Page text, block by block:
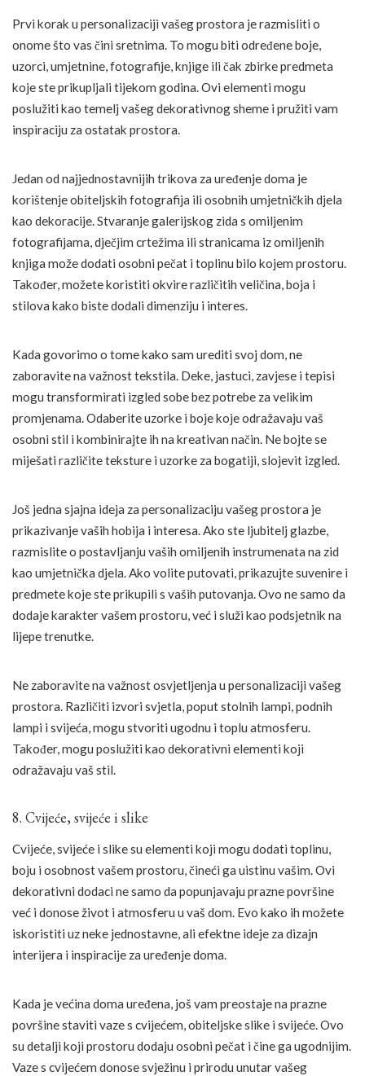
Prvi korak u personalizaciji vašeg prostora je razmisliti o
onome što vas čini sretnima. To mogu biti određene boje,
uzorci, umjetnine, fotografije, knjige ili čak zbirke predmeta
koje ste prikupljali tijekom godina. Ovi elementi mogu
poslužiti kao temelj vašeg dekorativnog sheme i pružiti vam
inspiraciju za ostatak prostora.
Jedan od najjednostavnijih trikova za uređenje doma je
korištenje obiteljskih fotografija ili osobnih umjetničkih djela
kao dekoracije. Stvaranje galerijskog zida s omiljenim
fotografijama, dječjim crtežima ili stranicama iz omiljenih
knjiga može dodati osobni pečat i toplinu bilo kojem prostoru.
Također, možete koristiti okvire različitih veličina, boja i
stilova kako biste dodali dimenziju i interes.
Kada govorimo o tome kako sam urediti svoj dom, ne
zaboravite na važnost tekstila. Deke, jastuci, zavjese i tepisi
mogu transformirati izgled sobe bez potrebe za velikim
promjenama. Odaberite uzorke i boje koje odražavaju vaš
osobni stil i kombinirajte ih na kreativan način. Ne bojte se
miješati različite teksture i uzorke za bogatiji, slojevit izgled.
Još jedna sjajna ideja za personalizaciju vašeg prostora je
prikazivanje vaših hobija i interesa. Ako ste ljubitelj glazbe,
razmislite o postavljanju vaših omiljenih instrumenata na zid
kao umjetnička djela. Ako volite putovati, prikazujte suvenire i
predmete koje ste prikupili s vaših putovanja. Ovo ne samo da
dodaje karakter vašem prostoru, već i služi kao podsjetnik na
lijepe trenutke.
Ne zaboravite na važnost osvjetljenja u personalizaciji vašeg
prostora. Različiti izvori svjetla, poput stolnih lampi, podnih
lampi i svijeća, mogu stvoriti ugodnu i toplu atmosferu.
Također, mogu poslužiti kao dekorativni elementi koji
odražavaju vaš stil.
8. Cvijeće, svijeće i slike
Cvijeće, svijeće i slike su elementi koji mogu dodati toplinu,
boju i osobnost vašem prostoru, čineći ga uistinu vašim. Ovi
dekorativni dodaci ne samo da popunjavaju prazne površine
već i donose život i atmosferu u vaš dom. Evo kako ih možete
iskoristiti uz neke jednostavne, ali efektne ideje za dizajn
interijera i inspiracije za uređenje doma.
Kada je većina doma uređena, još vam preostaje na prazne
površine staviti vaze s cvijećem, obiteljske slike i svijeće. Ovo
su detalji koji prostoru dodaju osobni pečat i čine ga ugodnijim.
Vaze s cvijećem donose svježinu i prirodu unutar vašeg